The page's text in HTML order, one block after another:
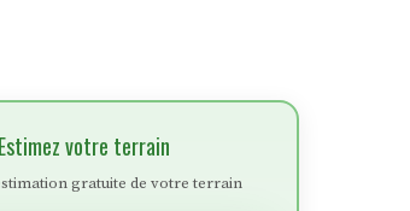
votre terrain
gratuite de votre terrain